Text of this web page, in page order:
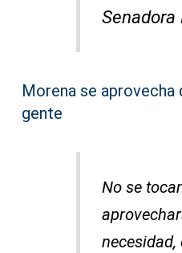
Senadora
Morena se aprovecha
gente
No se
necesidad,